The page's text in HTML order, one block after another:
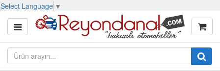
Select Language ▼